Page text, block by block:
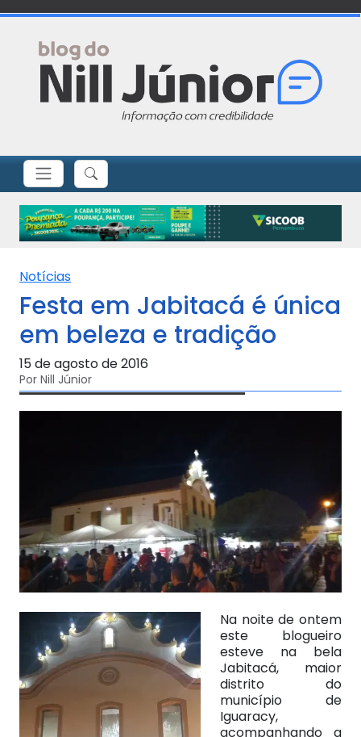
Notícias
Festa em Jabitacá é única
em beleza e tradição
15 de agosto de 2016
Por Nill Júnior
Na noite de ontem
este blogueiro
esteve na bela
Jabitacá, maior
distrito do
município de
Iguaracy,
acompanhando a